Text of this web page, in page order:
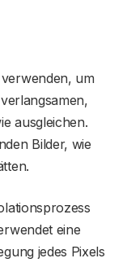
um
ausgleichen.
Bilder, wie
eine
jedes Pixels